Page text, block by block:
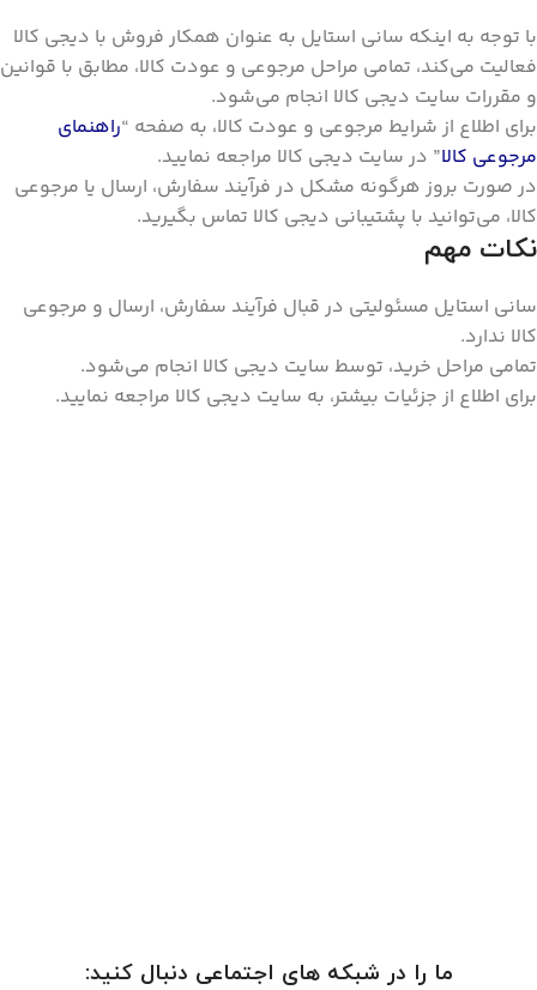
با توجه به اینکه سانی استایل به عنوان همکار فروش با دیجی کالا
فعالیت می‌کند، تمامی مراحل مرجوعی و عودت کالا، مطابق با قوانین
و مقررات سایت دیجی کالا انجام می‌شود.
برای اطلاع از شرایط مرجوعی و عودت کالا، به صفحه “راهنمای
مرجوعی کالا” در سایت دیجی کالا مراجعه نمایید.
در صورت بروز هرگونه مشکل در فرآیند سفارش، ارسال یا مرجوعی
کالا، می‌توانید با پشتیبانی دیجی کالا تماس بگیرید.
نکات مهم
سانی استایل مسئولیتی در قبال فرآیند سفارش، ارسال و مرجوعی
کالا ندارد.
تمامی مراحل خرید، توسط سایت دیجی کالا انجام می‌شود.
برای اطلاع از جزئیات بیشتر، به سایت دیجی کالا مراجعه نمایید.
ما را در شبکه های اجتماعی دنبال کنید: